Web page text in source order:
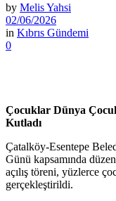
by Melis Yahsi
02/06/2026
in Kıbrıs Gündemi
0
Çocuklar Dünya
Kutladı
Çatalköy-Esentepe
Günü kapsamında
açılış töreni, yüzlerce
gerçekleştirildi.